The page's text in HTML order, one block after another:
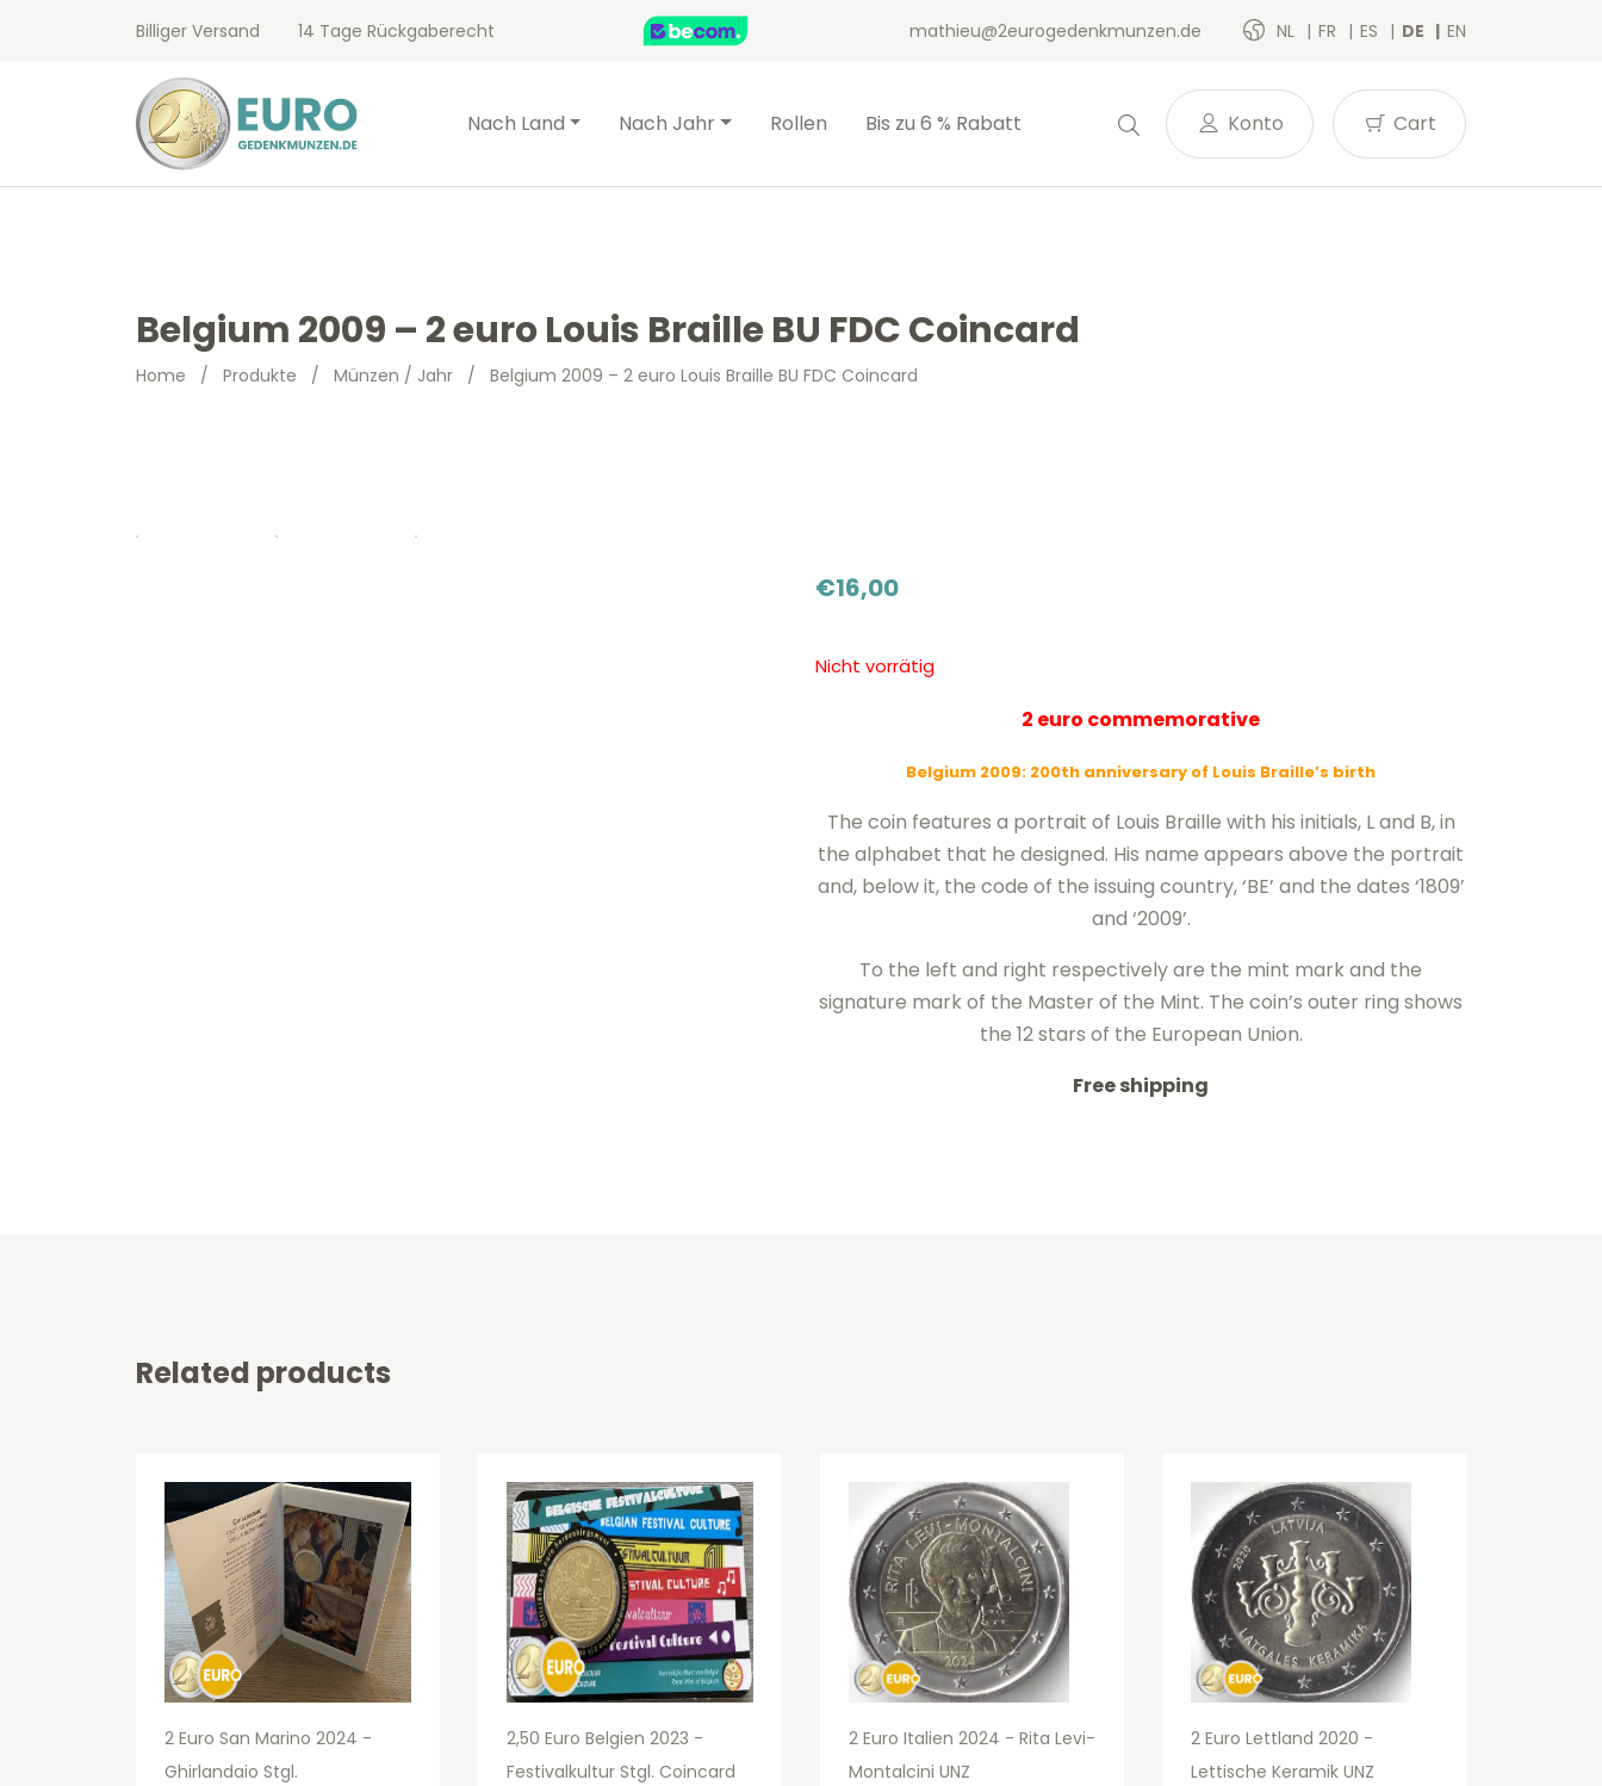
Billiger Versand 14 Tage Rückgaberecht mathieu@2eurogedenkmunzen.de NL FR ES DE EN
Nach Land Nach Jahr Rollen Bis zu 6 % Rabatt Konto Cart
Belgium 2009 – 2 euro Louis Braille BU FDC Coincard
Home / Produkte / Münzen / Jahr / Belgium 2009 – 2 euro Louis Braille BU FDC Coincard
€16,00
Nicht vorrätig
2 euro commemorative
Belgium 2009: 200th anniversary of Louis Braille’s birth
The coin features a portrait of Louis Braille with his initials, L and B, in
the alphabet that he designed. His name appears above the portrait
and, below it, the code of the issuing country, ‘BE’ and the dates ‘1809’
and ‘2009’.
To the left and right respectively are the mint mark and the
signature mark of the Master of the Mint. The coin’s outer ring shows
the 12 stars of the European Union.
Free shipping
Related products
2 Euro San Marino 2024 -
Ghirlandaio Stgl.
2,50 Euro Belgien 2023 -
Festivalkultur Stgl. Coincard
2 Euro Italien 2024 - Rita Levi-
Montalcini UNZ
2 Euro Lettland 2020 -
Lettische Keramik UNZ